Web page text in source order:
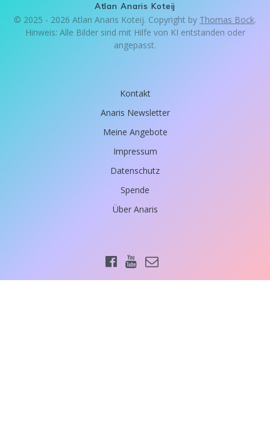
Atlan Anaris Koteij
© 2025 - 2026 Atlan Anaris Koteij. Copyright by Thomas Bock.
Hinweis: Alle Bilder sind mit Hilfe von KI entstanden oder
angepasst.
Kontakt
Anaris Newsletter
Meine Angebote
Impressum
Datenschutz
Spende
Über Anaris